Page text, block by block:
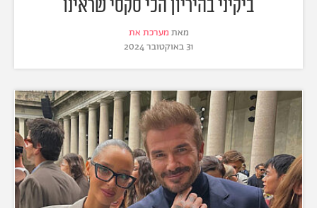
ביקיני בהיריון הכי סקסי שראינו
מאת מערכת את
31 באוקטובר 2024